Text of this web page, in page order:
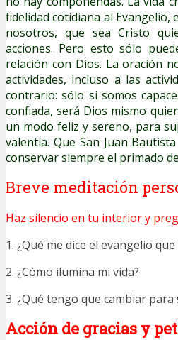
fidelidad cotidiana al Evangelio,
nosotros, que sea Cristo
acciones. Pero esto sólo
relación con Dios. La oración
actividades, incluso a las
contrario: sólo si somos
confiada, será Dios mismo
un modo feliz y sereno, para
valentía. Que San Juan
conservar siempre el primado
Breve meditación
Haz silencio en tu interior y
1. ¿Qué me dice el evangelio
2. ¿Cómo ilumina mi vida?
3. ¿Qué tengo que cambiar para
Acción de gracias y